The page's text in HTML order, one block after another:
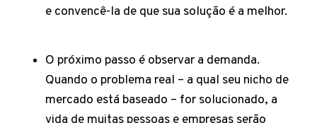
e convencê-la de que sua solução é a melhor.
O próximo passo é observar a demanda.
Quando o problema real – a qual seu nicho de
mercado está baseado – for solucionado, a